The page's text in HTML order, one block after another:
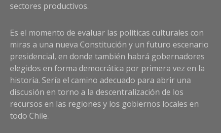
sectores productivos.
Es el momento de evaluar las políticas culturales con
miras a una nueva Constitución y un futuro escenario
presidencial, en donde también habrá gobernadores
elegidos en forma democrática por primera vez en la
historia. Sería el camino adecuado para abrir una
discusión en torno a la descentralización de los
recursos en las regiones y los gobiernos locales en
todo Chile.